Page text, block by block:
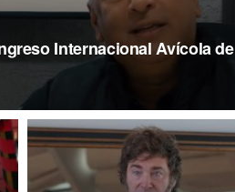
Internacional Avícola de